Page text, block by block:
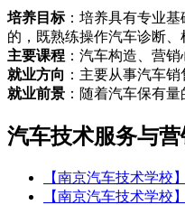
培养目标：培养具有专业
的，既熟练操作汽车诊断
主要课程 ：汽车构造、营
就业方向 ：主要从事汽车
就业前景 ：随着汽车保有
汽车技术服务与
【南京汽车技术学校
【南京汽车技术学校